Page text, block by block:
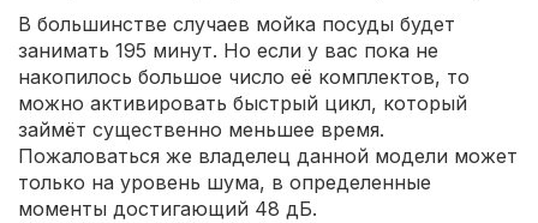
В большинстве случаев мойка посуды будет
занимать 195 минут. Но если у вас пока не
накопилось большое число её комплектов, то
можно активировать быстрый цикл, который
займёт существенно меньшее время.
Пожаловаться же владелец данной модели может
только на уровень шума, в определенные
моменты достигающий 48 дБ.